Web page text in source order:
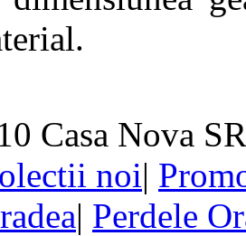
Casa Nova
noi|
| Perdele